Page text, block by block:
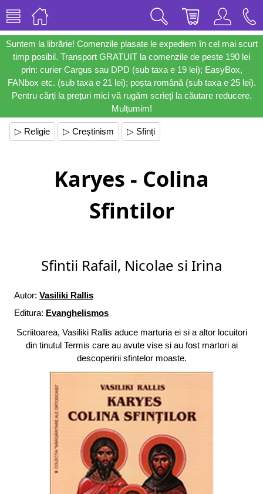
Suntem la librărie! Comenzile plasate le expediem în cel mai scurt
timp posibil. Transport GRATUIT la comenzile de peste 190 lei
prin: curier Cargus sau DPD (sub taxa e 19 lei); EasyBox,
FANbox etc. (sub taxa e 21 lei); poșta română (sub taxa e 25 lei).
Pentru cărți la prețuri mici vă rugăm scrieți la căutare reducere.
Mulțumim!
▷ Religie ▷ Creștinism ▷ Sfinți
Karyes - Colina
Sfintilor
Sfintii Rafail, Nicolae si Irina
Autor: Vasiliki Rallis
Editura: Evanghelismos
Scriitoarea, Vasiliki Rallis aduce marturia ei si a altor locuitori
din tinutul Termis care au avute vise si au fost martori ai
descoperirii sfintelor moaste.